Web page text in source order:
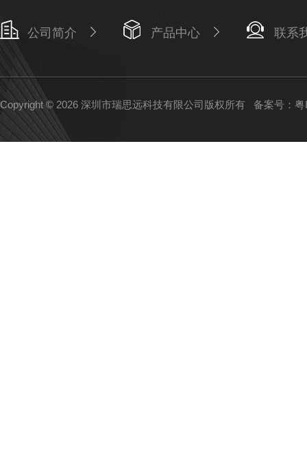
公司简介 产品中心 联系
Copyright © 2026 深圳市瑞思远科技有限公司版权所有 备案号：